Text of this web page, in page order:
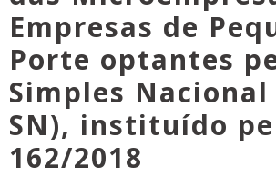
Empresas de
Porte optantes
Simples Nacional
SN), instituído
162/2018